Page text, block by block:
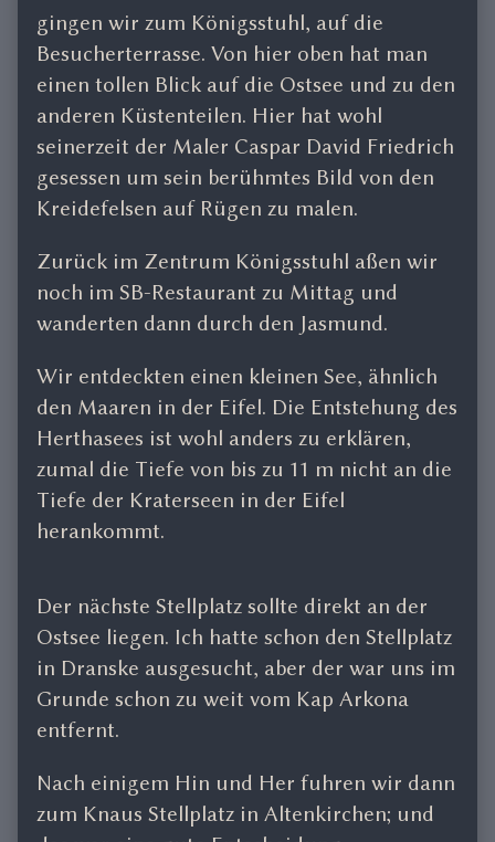
gingen wir zum Königsstuhl, auf die
Besucherterrasse. Von hier oben hat man
einen tollen Blick auf die Ostsee und zu den
anderen Küstenteilen. Hier hat wohl
seinerzeit der Maler Caspar David Friedrich
gesessen um sein berühmtes Bild von den
Kreidefelsen auf Rügen zu malen.
Zurück im Zentrum Königsstuhl aßen wir
noch im SB-Restaurant zu Mittag und
wanderten dann durch den Jasmund.
Wir entdeckten einen kleinen See, ähnlich
den Maaren in der Eifel. Die Entstehung des
Herthasees ist wohl anders zu erklären,
zumal die Tiefe von bis zu 11 m nicht an die
Tiefe der Kraterseen in der Eifel
herankommt.
Der nächste Stellplatz sollte direkt an der
Ostsee liegen. Ich hatte schon den Stellplatz
in Dranske ausgesucht, aber der war uns im
Grunde schon zu weit vom Kap Arkona
entfernt.
Nach einigem Hin und Her fuhren wir dann
zum Knaus Stellplatz in Altenkirchen; und